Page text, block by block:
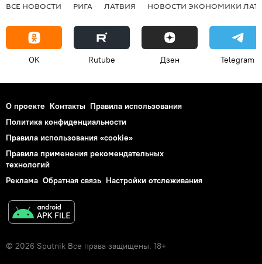
ВСЕ НОВОСТИ РИГА ЛАТВИЯ НОВОСТИ ЭКОНОМИКИ
OK Rutube Дзен Telegram
О проекте Контакты Правила использования
Политика конфиденциальности
Правила использования «cookie»
Правила применения рекомендательных
технологий
Реклама Обратная связь Настройки отслеживания
© 2026 Sputnik Все права защищены. 18+